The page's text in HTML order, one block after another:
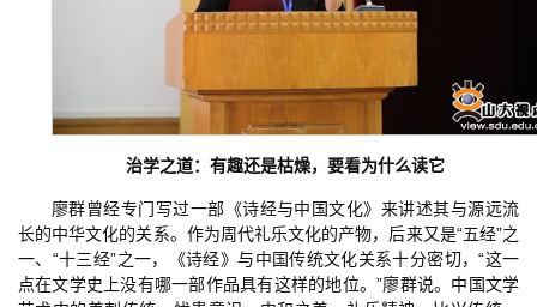
治学之道：有趣还是枯燥，要看为什么读它
廖群曾经专门写过一部《诗经与中国文化》来讲述其与源远流
长的中华文化的关系。作为周代礼乐文化的产物，后来又是“五经”之
一、“十三经”之一，《诗经》与中国传统文化关系十分密切，“这一
点在文学史上没有哪一部作品具有这样的地位。”廖群说。中国文学